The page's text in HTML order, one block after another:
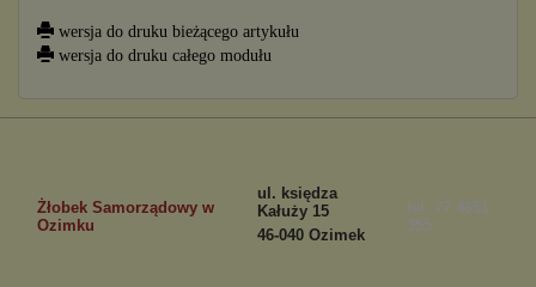
wersja do druku bieżącego artykułu
wersja do druku całego modułu
Żłobek Samorządowy w
Ozimku
ul. księdza
Kałuży 15
46-040 Ozimek
tel. 77 4651
355